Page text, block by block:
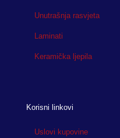
Unutrašnja rasvjeta
Laminati
Keramička ljepila
Korisni linkovi
Uslovi kupovine